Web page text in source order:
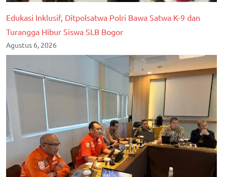
Edukasi Inklusif, Ditpolsatwa Polri Bawa Satwa K-9 dan
Turangga Hibur Siswa SLB Bogor
Agustus 6, 2026